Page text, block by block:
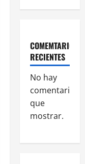
COMEMTARIOS
RECIENTES
No hay
comentarios
que
mostrar.